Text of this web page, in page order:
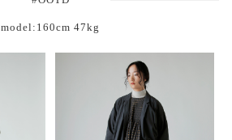
model:160cm 47kg